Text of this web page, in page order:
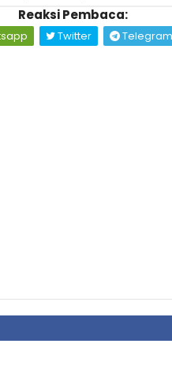
Reaksi Pembaca:
Twitter Telegram